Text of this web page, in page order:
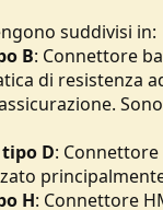
suddivisi in:
B: Connettore
di resistenza
tipo D:
H: Connettore